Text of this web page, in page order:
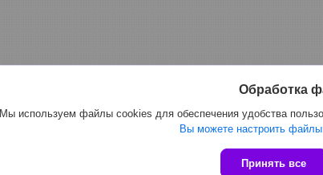
Сайт создан на
Обработка
Мы используем файлы cookies для обеспечения удобства
Вы можете настроить
Принять все